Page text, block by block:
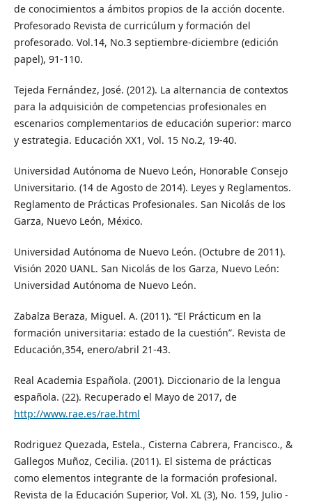
de conocimientos a ámbitos propios de la acción docente.
Profesorado Revista de curricúlum y formación del
profesorado. Vol.14, No.3 septiembre-diciembre (edición
papel), 91-110.
Tejeda Fernández, José. (2012). La alternancia de contextos
para la adquisición de competencias profesionales en
escenarios complementarios de educación superior: marco
y estrategia. Educación XX1, Vol. 15 No.2, 19-40.
Universidad Autónoma de Nuevo León, Honorable Consejo
Universitario. (14 de Agosto de 2014). Leyes y Reglamentos.
Reglamento de Prácticas Profesionales. San Nicolás de los
Garza, Nuevo León, México.
Universidad Autónoma de Nuevo León. (Octubre de 2011).
Visión 2020 UANL. San Nicolás de los Garza, Nuevo León:
Universidad Autónoma de Nuevo León.
Zabalza Beraza, Miguel. A. (2011). “El Prácticum en la
formación universitaria: estado de la cuestión”. Revista de
Educación,354, enero/abril 21-43.
Real Academia Española. (2001). Diccionario de la lengua
española. (22). Recuperado el Mayo de 2017, de
http://www.rae.es/rae.html
Rodriguez Quezada, Estela., Cisterna Cabrera, Francisco., &
Gallegos Muñoz, Cecilia. (2011). El sistema de prácticas
como elementos integrante de la formación profesional.
Revista de la Educación Superior, Vol. XL (3), No. 159, Julio -